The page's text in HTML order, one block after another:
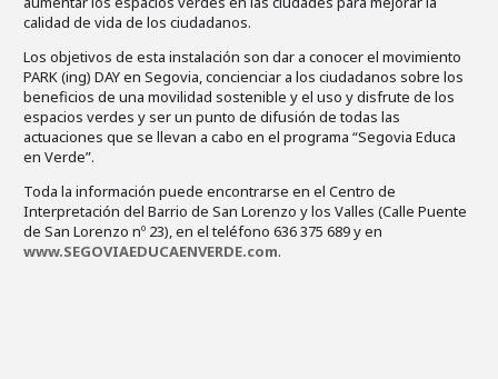
calidad de vida de los ciudadanos.
Los objetivos de esta instalación son dar a conocer el movimiento
PARK (ing) DAY en Segovia, concienciar a los ciudadanos sobre los
beneficios de una movilidad sostenible y el uso y disfrute de los
espacios verdes y ser un punto de difusión de todas las
actuaciones que se llevan a cabo en el programa “Segovia Educa
en Verde”.
Toda la información puede encontrarse en el Centro de
Interpretación del Barrio de San Lorenzo y los Valles (Calle Puente
de San Lorenzo nº 23), en el teléfono 636 375 689 y en
www.SEGOVIAEDUCAENVERDE.com.